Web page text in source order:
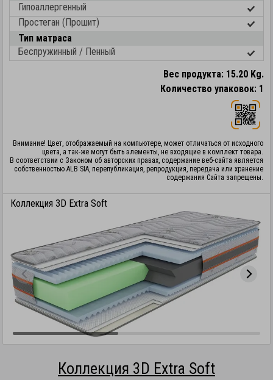
Гипоаллергенный
Простеган (Прошит)
Тип матраса
Беспружинный / Пенный
Вес продукта: 15.20 Kg.
Количество упаковок: 1
Внимание! Цвет, отображаемый на компьютере, может отличаться от исходного
цвета, а так-же могут быть элементы, не входящие в комплект товара.
В соответствии с Законом об авторских правах, содержание веб-сайта является
собственностью ALB SIA, перепубликация, репродукция, передача или хранение
содержания Сайта запрещены.
Коллекция 3D Extra Soft
Коллекция 3D Extra Soft